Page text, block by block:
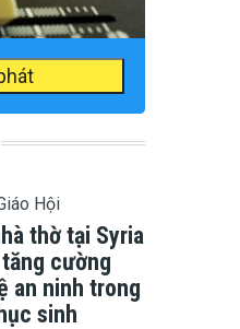
Hội
thờ tại Syria
cường
an ninh trong
sinh